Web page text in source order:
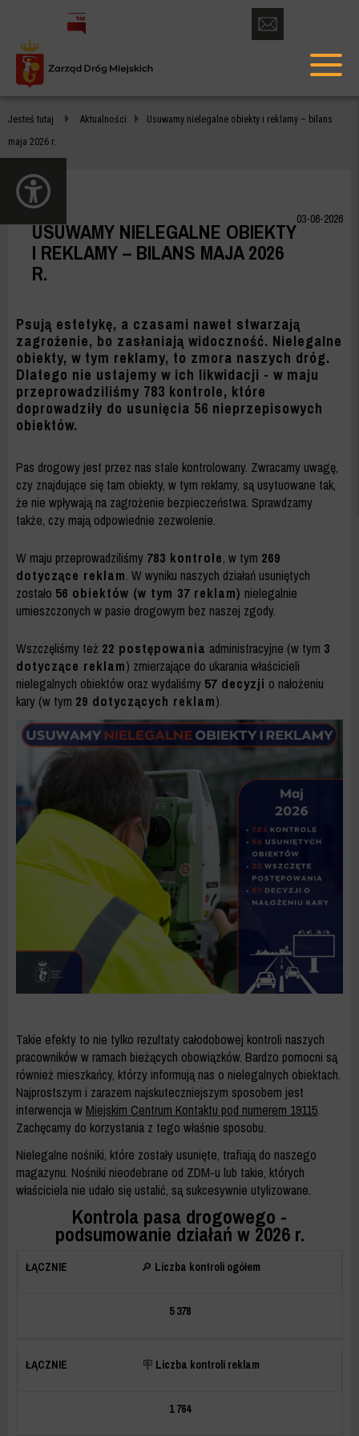
USUWAMY
NIELEGALNE
OBIEKTY
REKLAMY
BILANS
MAJA
2026
R.
ZDM
WARSZAWA
otwórz
formularz
kontaktowy
menu
Jesteś tutaj Aktualności
Usuwamy nielegalne obiekty i reklamy – bilans
maja 2026 r.
03-06-2026
USUWAMY NIELEGALNE OBIEKTY
I REKLAMY – BILANS MAJA 2026
R.
Psują estetykę, a czasami nawet stwarzają
zagrożenie, bo zasłaniają widoczność. Nielegalne
obiekty, w tym reklamy, to zmora naszych dróg.
Dlatego nie ustajemy w ich likwidacji - w maju
przeprowadziliśmy 783 kontrole, które
doprowadziły do usunięcia 56 nieprzepisowych
obiektów.
Pas drogowy jest przez nas stale kontrolowany. Zwracamy uwagę,
czy znajdujące się tam obiekty, w tym reklamy, są usytuowane tak,
że nie wpływają na zagrożenie bezpieczeństwa. Sprawdzamy
także, czy mają odpowiednie zezwolenie.
W maju przeprowadziliśmy 783 kontrole, w tym 269
dotyczące reklam. W wyniku naszych działań usuniętych
zostało 56 obiektów (w tym 37 reklam) nielegalnie
umieszczonych w pasie drogowym bez naszej zgody.
Wszczęliśmy też 22 postępowania administracyjne (w tym 3
dotyczące reklam) zmierzające do ukarania właścicieli
nielegalnych obiektów oraz wydaliśmy 57 decyzji o nałożeniu
kary (w tym 29 dotyczących reklam).
Takie efekty to nie tylko rezultaty całodobowej kontroli naszych
pracowników w ramach bieżących obowiązków. Bardzo pomocni są
również mieszkańcy, którzy informują nas o nielegalnych obiektach.
Najprostszym i zarazem najskuteczniejszym sposobem jest
interwencja w Miejskim Centrum Kontaktu pod numerem 19115.
Zachęcamy do korzystania z tego właśnie sposobu.
Nielegalne nośniki, które zostały usunięte, trafiają do naszego
magazynu. Nośniki nieodebrane od ZDM-u lub takie, których
właściciela nie udało się ustalić, są sukcesywnie utylizowane.
Kontrola pasa drogowego -
podsumowanie działań w 2026 r.
🔎 Liczba kontroli ogółem
5 378
🪧 Liczba kontroli reklam
1 764